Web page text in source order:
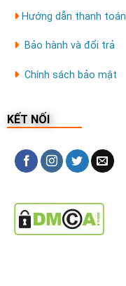
Hướng dẫn thanh toán
Bảo hành và đổi trả
Chính sách bảo mật
KẾT NỐI